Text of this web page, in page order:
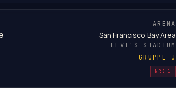
ARENA
San Francisco Bay Area
LEVI'S STADIUM
GRUPPE J
NRK 1